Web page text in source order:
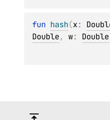
fun hash(x:
Double, w: Double